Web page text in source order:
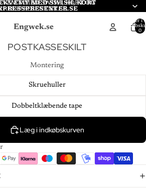
MED SWISH, KORT
MED SWISH, KORT OG
Engwek.se
Varer i
0
POSTKASSESKILT
Montering
Skruehuller
Dobbeltklæbende tape
Læg i indkøbskurven